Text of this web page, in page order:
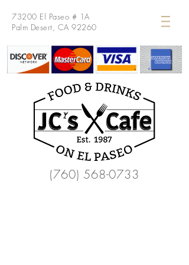
73200 El Paseo # 1A
Palm Desert, CA 92260
(760) 568-0733